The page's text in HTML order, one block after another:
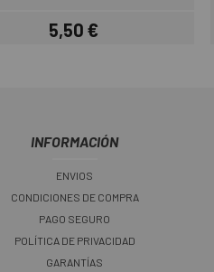
Precio
5,50 €
INFORMACIÓN
ENVIOS
CONDICIONES DE COMPRA
PAGO SEGURO
POLÍTICA DE PRIVACIDAD
GARANTÍAS